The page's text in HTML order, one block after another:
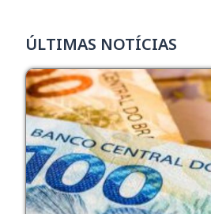
ÚLTIMAS NOTÍCIAS